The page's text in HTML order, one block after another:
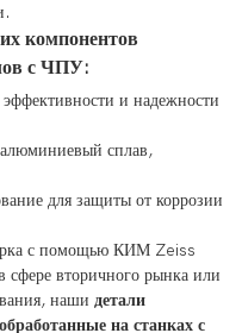
компонентов
с ЧПУ:
и надежности
сплав,
для защиты от коррозии
с помощью КИМ Zeiss
сфере вторичного рынка или
наши детали
на станках с